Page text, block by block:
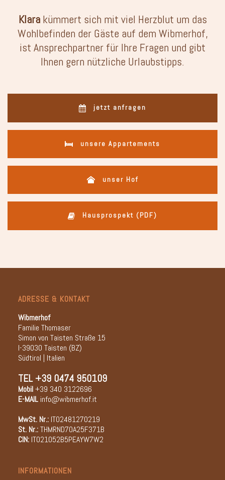
Klarakümmert sich mit viel Herzblut um das
Wohlbefinden der Gäste auf dem Wibmerhof,
ist Ansprechpartner für Ihre Fragen und gibt
Ihnen gern nützliche Urlaubstipps.
jetzt anfragen
unsere Appartements
unser Hof
Hausprospekt (PDF)
ADRESSE & KONTAKT
Wibmerhof
Familie Thomaser
Simon von Taisten Straße 15
I-39030 Taisten (BZ)
Südtirol | Italien
TEL+39 0474 950109
Mobil+39 340 3122696
E-MAIL info@wibmerhof.it
MwSt. Nr.:IT02481270219
St. Nr.:THMRND70A25F371B
CIN:IT021052B5PEAYW7W2
INFORMATIONEN